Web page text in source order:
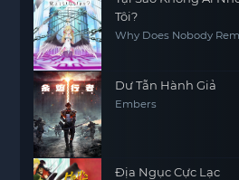
Tôi?
Why Does Nobody
Dư Tẫn Hành Giả
Embers
Địa Ngục Cực Lạc